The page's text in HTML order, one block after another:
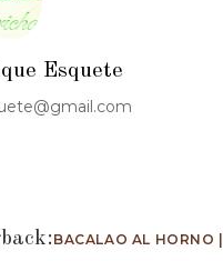
Esquete
BACALAO AL HORNO |